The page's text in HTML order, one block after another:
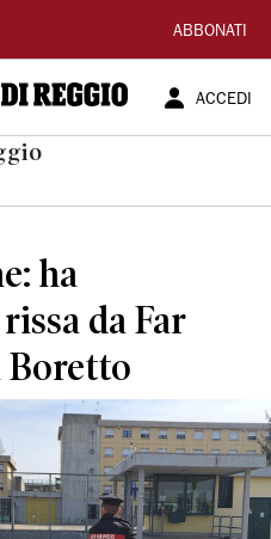
ABBONATI
ACCEDI
ha
da Far
Boretto